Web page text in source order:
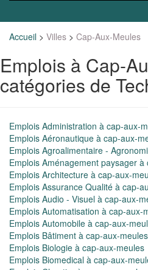
Accueil > Villes > Cap-Aux-Meules
Emplois à Cap-
catégories de
Emplois Administration à cap-aux-
Emplois Aéronautique à cap-aux-
Emplois Agroalimentaire -
Emplois Aménagement paysager
Emplois Architecture à cap-aux-
Emplois Assurance Qualité à cap-
Emplois Audio - Visuel à cap-aux-
Emplois Automatisation à cap-aux-
Emplois Automobile à cap-aux-
Emplois Bâtiment à cap-aux-meules
Emplois Biologie à cap-aux-meules
Emplois Biomedical à cap-aux-